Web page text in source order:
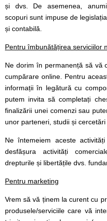
și dvs. De asemenea,
scopuri sunt impuse de
și contabilă.
Pentru îmbunătățirea serviciilor
Ne dorim în permanență să vă
cumpărare online. Pentru
informații în legătură cu
putem invita să completați
finalizării unei comenzi sau
unor parteneri, studii și cercetări
Ne întemeiem aceste
desfășura activități
drepturile și libertățile dvs.
Pentru marketing
Vrem să vă ținem la curent cu
produsele/serviciile care vă